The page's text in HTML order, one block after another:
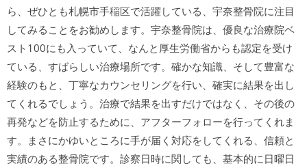
ら、ぜひとも札幌市手稲区で活躍している、宇奈整骨院に注目
してみることをお勧めします。宇奈整骨院は、優良な治療院ベ
スト100にも入っていて、なんと厚生労働省からも認定を受け
ている、すばらしい治療場所です。確かな知識、そして豊富な
経験のもと、丁寧なカウンセリングを行い、確実に結果を出し
てくれるでしょう。治療で結果を出すだけではなく、その後の
再発などを防止するために、アフターフォローを行ってくれま
す。まさにかゆいところに手が届く対応をしてくれる、信頼と
実績のある整骨院です。診察日時に関しても、基本的に日曜日